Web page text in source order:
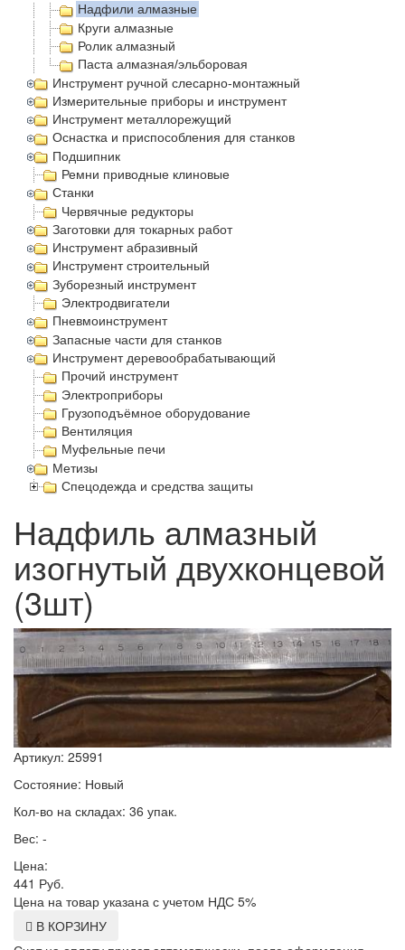
Надфили алмазные
Круги алмазные
Ролик алмазный
Паста алмазная/эльборовая
Инструмент ручной слесарно-монтажный
Измерительные приборы и инструмент
Инструмент металлорежущий
Оснастка и приспособления для станков
Подшипник
Ремни приводные клиновые
Станки
Червячные редукторы
Заготовки для токарных работ
Инструмент абразивный
Инструмент строительный
Зуборезный инструмент
Электродвигатели
Пневмоинструмент
Запасные части для станков
Инструмент деревообрабатывающий
Прочий инструмент
Электроприборы
Грузоподъёмное оборудование
Вентиляция
Муфельные печи
Метизы
Спецодежда и средства защиты
Надфиль алмазный
изогнутый двухконцевой
(3шт)
Артикул: 25991
Состояние: Новый
Кол-во на складах: 36 упак.
Вес: -
Цена:
441 Руб.
Цена на товар указана с учетом НДС 5%
В КОРЗИНУ